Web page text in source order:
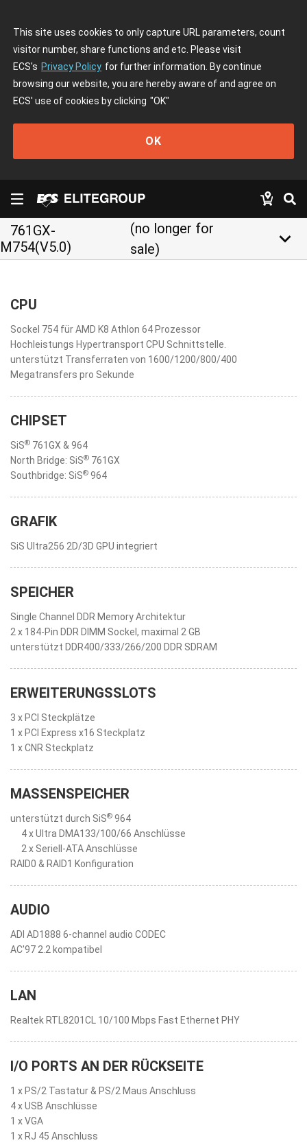
This site uses cookies to only capture URL parameters, count
visitor number, share functions and etc. Please visit
ECS's Privacy Policy for further information. By continue
browsing our website, you are hereby aware of and agree on
ECS' use of cookies by clicking "OK"
OK
761GX-
M754(V5.0)
(no longer for
sale)
keyboard_arrow_down
CPU
Sockel 754 für AMD K8 Athlon 64 Prozessor
Hochleistungs Hypertransport CPU Schnittstelle.
unterstützt Transferraten von 1600/1200/800/400
Megatransfers pro Sekunde
CHIPSET
SiS® 761GX & 964
North Bridge: SiS® 761GX
Southbridge: SiS® 964
GRAFIK
SiS Ultra256 2D/3D GPU integriert
SPEICHER
Single Channel DDR Memory Architektur
2 x 184-Pin DDR DIMM Sockel, maximal 2 GB
unterstützt DDR400/333/266/200 DDR SDRAM
ERWEITERUNGSSLOTS
3 x PCI Steckplätze
1 x PCI Express x16 Steckplatz
1 x CNR Steckplatz
MASSENSPEICHER
unterstützt durch SiS® 964
4 x Ultra DMA133/100/66 Anschlüsse
2 x Seriell-ATA Anschlüsse
RAID0 & RAID1 Konfiguration
AUDIO
ADI AD1888 6-channel audio CODEC
AC'97 2.2 kompatibel
LAN
Realtek RTL8201CL 10/100 Mbps Fast Ethernet PHY
I/O PORTS AN DER RÜCKSEITE
1 x PS/2 Tastatur & PS/2 Maus Anschluss
4 x USB Anschlüsse
1 x VGA
1 x RJ 45 Anschluss